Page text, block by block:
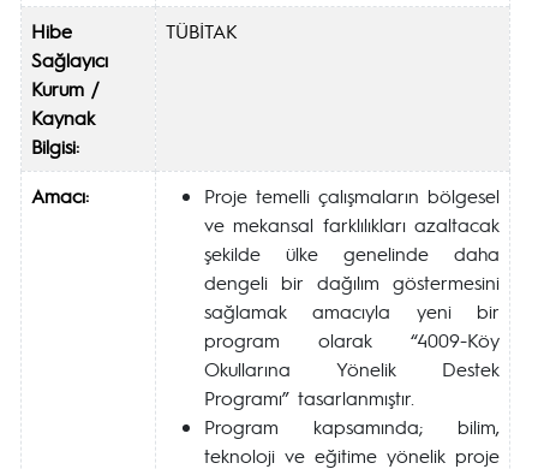
Hibe
Sağlayıcı
Kurum /
Kaynak
Bilgisi:
TÜBİTAK
Amacı:
Proje temelli çalışmaların bölgesel
ve mekansal farklılıkları azaltacak
şekilde ülke genelinde daha
dengeli bir dağılım göstermesini
sağlamak amacıyla yeni bir
program olarak “4009-Köy
Okullarına Yönelik Destek
Programı” tasarlanmıştır.
Program kapsamında; bilim,
teknoloji ve eğitime yönelik proje